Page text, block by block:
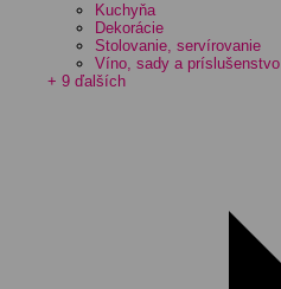
Kuchyňa
Dekorácie
Stolovanie, servírovanie
Víno, sady a príslušenstvo
+ 9 ďalších